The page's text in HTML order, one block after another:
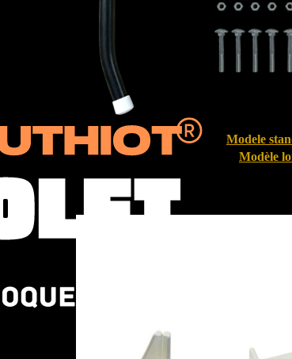
Modele
Modèle